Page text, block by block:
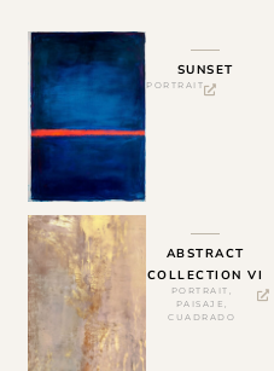
SUNSET
PORTRAIT
ABSTRACT
COLLECTION VI
PORTRAIT ,
PAISAJE,
CUADRADO